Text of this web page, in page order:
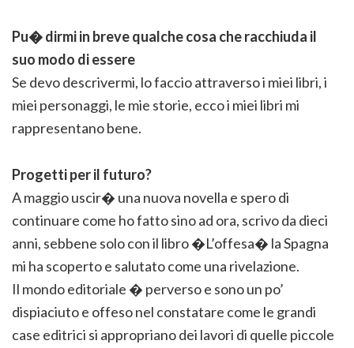
Pu� dirmi in breve qualche cosa che racchiuda il
suo modo di essere
Se devo descrivermi, lo faccio attraverso i miei libri, i
miei personaggi, le mie storie, ecco i miei libri mi
rappresentano bene.
Progetti per il futuro?
A maggio uscir� una nuova novella e spero di
continuare come ho fatto sino ad ora, scrivo da dieci
anni, sebbene solo con il libro �L’offesa� la Spagna
mi ha scoperto e salutato come una rivelazione.
Il mondo editoriale � perverso e sono un po’
dispiaciuto e offeso nel constatare come le grandi
case editrici si appropriano dei lavori di quelle piccole